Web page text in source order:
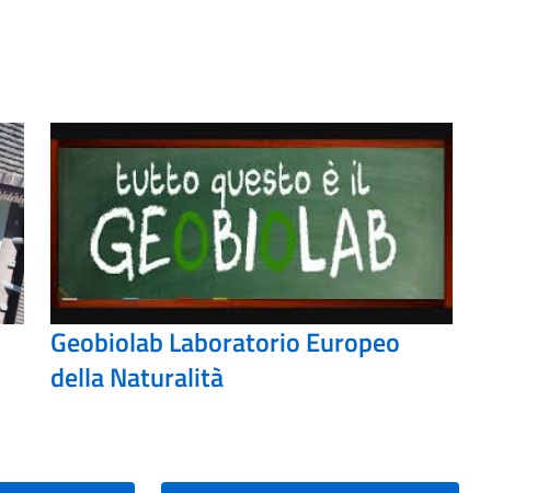
Geobiolab Laboratorio Europeo
della Naturalità